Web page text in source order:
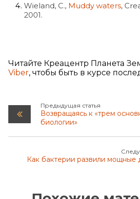
Wieland, C., Muddy waters,
2001.
Читайте Креацентр Планета
Viber, чтобы быть в курсе
Предыдущая статья
Возвращаясь к «трем
биологии»
Как бактерии развили мощные